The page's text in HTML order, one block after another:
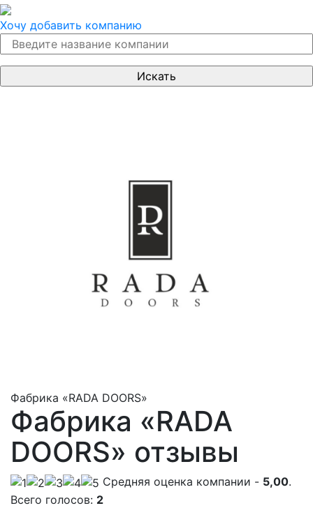
Хочу добавить компанию
Фабрика «RADA DOORS»
Фабрика «RADA
DOORS» отзывы
Cредняя оценка компании - 5,00.
Всего голосов: 2